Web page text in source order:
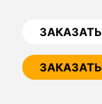
ЗАКАЗАТЬ
5.2.
и